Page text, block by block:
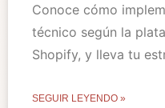
Conoce cómo
técnico según la
Shopify, y lleva tu
SEGUIR LEYENDO »